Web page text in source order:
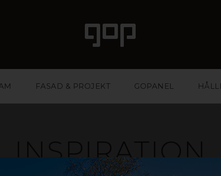
FASAD & PROJEKT GOPANEL
INSPIRATION